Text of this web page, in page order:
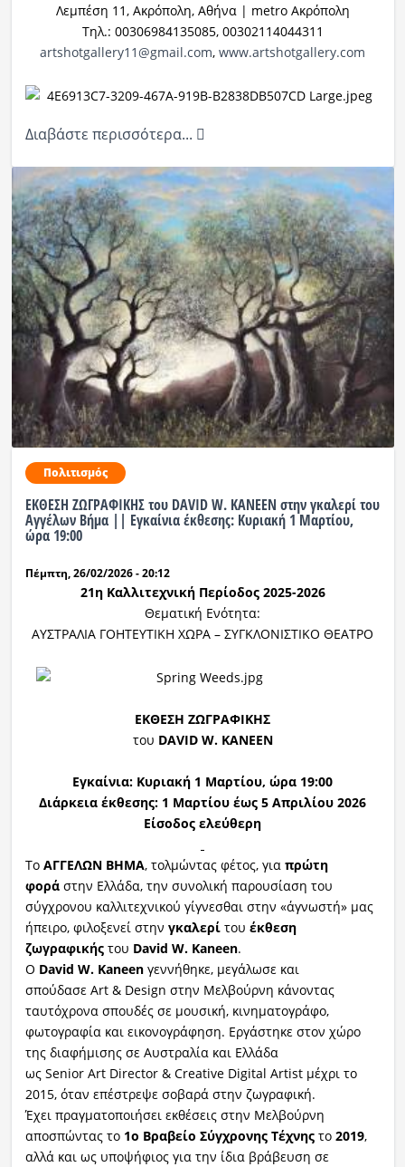
Λεμπέση 11, Ακρόπολη, Αθήνα | metro Ακρόπολη
Τηλ.: 00306984135085, 00302114044311
artshotgallery11@gmail.com, www.artshotgallery.com
Διαβάστε περισσότερα...
Πολιτισμός
ΕΚΘΕΣΗ ΖΩΓΡΑΦΙΚΗΣ του DAVID W. KANEEN στην γκαλερί του
Αγγέλων Βήμα || Εγκαίνια έκθεσης: Κυριακή 1 Μαρτίου,
ώρα 19:00
Πέμπτη, 26/02/2026 - 20:12
21η Καλλιτεχνική Περίοδος 2025-2026
Θεματική Ενότητα:
ΑΥΣΤΡΑΛΙΑ ΓΟΗΤΕΥΤΙΚΗ ΧΩΡΑ – ΣΥΓΚΛΟΝΙΣΤΙΚΟ ΘΕΑΤΡΟ
ΕΚΘΕΣΗ ΖΩΓΡΑΦΙΚΗΣ
του DAVID W. KANEEN
Εγκαίνια: Κυριακή 1 Μαρτίου, ώρα 19:00
Διάρκεια έκθεσης: 1 Μαρτίου έως 5 Απριλίου 2026
Είσοδος ελεύθερη
Το ΑΓΓΕΛΩΝ ΒΗΜΑ, τολμώντας φέτος, για πρώτη
φοράστην Ελλάδα, την συνολική παρουσίαση του
σύγχρονου καλλιτεχνικού γίγνεσθαι στην «άγνωστή» μας
ήπειρο, φιλοξενεί στην γκαλερίτου έκθεση
ζωγραφικήςτου David W. Kaneen.
Ο David W. Kaneenγεννήθηκε, μεγάλωσε και
σπούδασε Art & Design στην Μελβούρνη κάνοντας
ταυτόχρονα σπουδές σε μουσική, κινηματογράφο,
φωτογραφία και εικονογράφηση. Εργάστηκε στον χώρο
της διαφήμισης σε Αυστραλία και Ελλάδα
ως Senior Art Director & Creative Digital Artist μέχρι το
2015, όταν επέστρεψε σοβαρά στην ζωγραφική.
Έχει πραγματοποιήσει εκθέσεις στην Μελβούρνη
αποσπώντας το 1ο Βραβείο Σύγχρονης Τέχνηςτο 2019,
αλλά και ως υποψήφιος για την ίδια βράβευση σε